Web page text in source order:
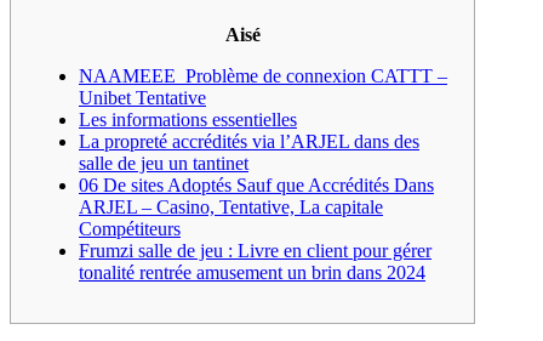
Aisé
NAAMEEE_Problème de connexion CATTT –
Unibet Tentative
Les informations essentielles
La propreté accrédités via l’ARJEL dans des
salle de jeu un tantinet
06 De sites Adoptés Sauf que Accrédités Dans
ARJEL – Casino, Tentative, La capitale
Compétiteurs
Frumzi salle de jeu : Livre en client pour gérer
tonalité rentrée amusement un brin dans 2024